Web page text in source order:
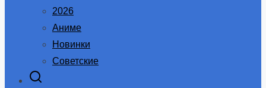
2026
Аниме
Новинки
Советские